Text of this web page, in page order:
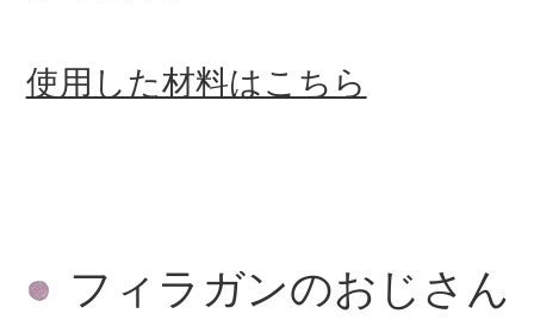
使用した材料はこちら
フィラガンのおじさん